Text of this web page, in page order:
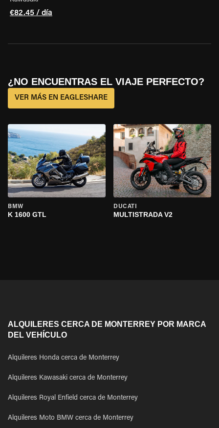
€82.45 / día
¿NO ENCUENTRAS EL VIAJE PERFECTO?
VER MÁS EN EAGLESHARE
BMW
K 1600 GTL
DUCATI
MULTISTRADA V2
ALQUILERES CERCA DE MONTERREY POR MARCA
DEL VEHÍCULO
Alquileres Honda cerca de Monterrey
Alquileres Kawasaki cerca de Monterrey
Alquileres Royal Enfield cerca de Monterrey
Alquileres Moto BMW cerca de Monterrey